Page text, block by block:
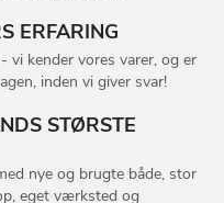
ERFARING
vi kender vores varer, og er
inden vi giver svar!
STØRSTE
nye og brugte både, stor
eget værksted og